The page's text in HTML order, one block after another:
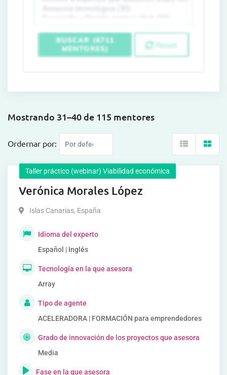
BUSCAR (6711
MENTORES)
Reset
Mostrando 31–40 de 115 mentores
Ordernar por:
Taller práctico (webinar) Viabilidad económica
Verónica Morales López
Islas Canarias, España
Idioma del experto
Español | Inglés
Tecnología en la que asesora
Array
Tipo de agente
ACELERADORA | FORMACIÓN para emprendedores
Grado de innovación de los proyectos que asesora
Media
Fase en la que asesora